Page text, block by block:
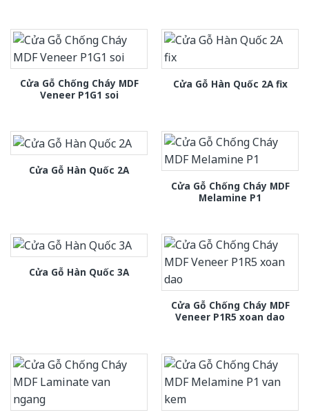
Cửa Gỗ Chống Cháy MDF
Veneer P1G1 soi
Cửa Gỗ Hàn Quốc 2A fix
Cửa Gỗ Hàn Quốc 2A
Cửa Gỗ Chống Cháy MDF
Melamine P1
Cửa Gỗ Hàn Quốc 3A
Cửa Gỗ Chống Cháy MDF
Veneer P1R5 xoan dao